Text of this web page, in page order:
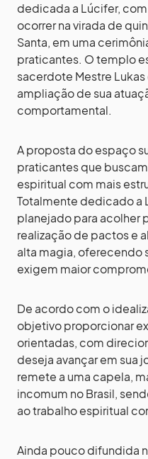
dedicada a Lúcifer,
ocorrer na virada de
Santa, em uma
praticantes. O templo
sacerdote Mestre Lukas
ampliação de sua
comportamental.
A proposta do espaço
praticantes que
espiritual com mais
Totalmente dedicado a
planejado para acolher
realização de pactos e
alta magia, oferecendo
exigem maior
De acordo com o
objetivo proporcionar
orientadas, com
deseja avançar em sua
remete a uma capela,
incomum no Brasil,
ao trabalho espiritual
Ainda pouco difundida